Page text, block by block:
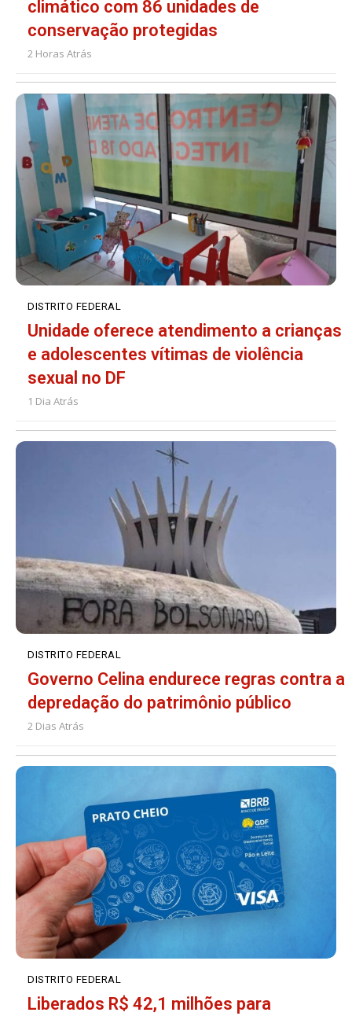
climático com 86 unidades de
conservação protegidas
2 Horas Atrás
DISTRITO FEDERAL
Unidade oferece atendimento a crianças
e adolescentes vítimas de violência
sexual no DF
1 Dia Atrás
DISTRITO FEDERAL
Governo Celina endurece regras contra a
depredação do patrimônio público
2 Dias Atrás
DISTRITO FEDERAL
Liberados R$ 42,1 milhões para